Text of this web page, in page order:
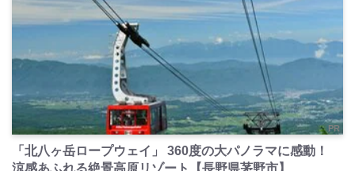
PR
「北八ヶ岳ロープウェイ」 360度の大パノラマに感動！
涼感あふれる絶景高原リゾート【長野県茅野市】